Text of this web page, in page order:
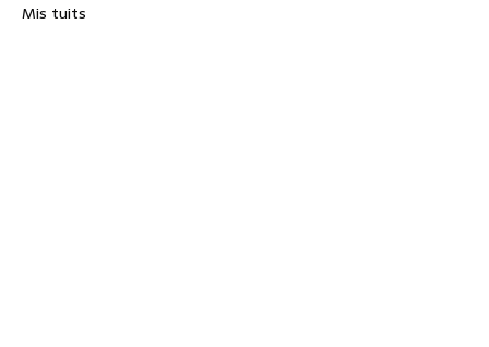
Mis tuits